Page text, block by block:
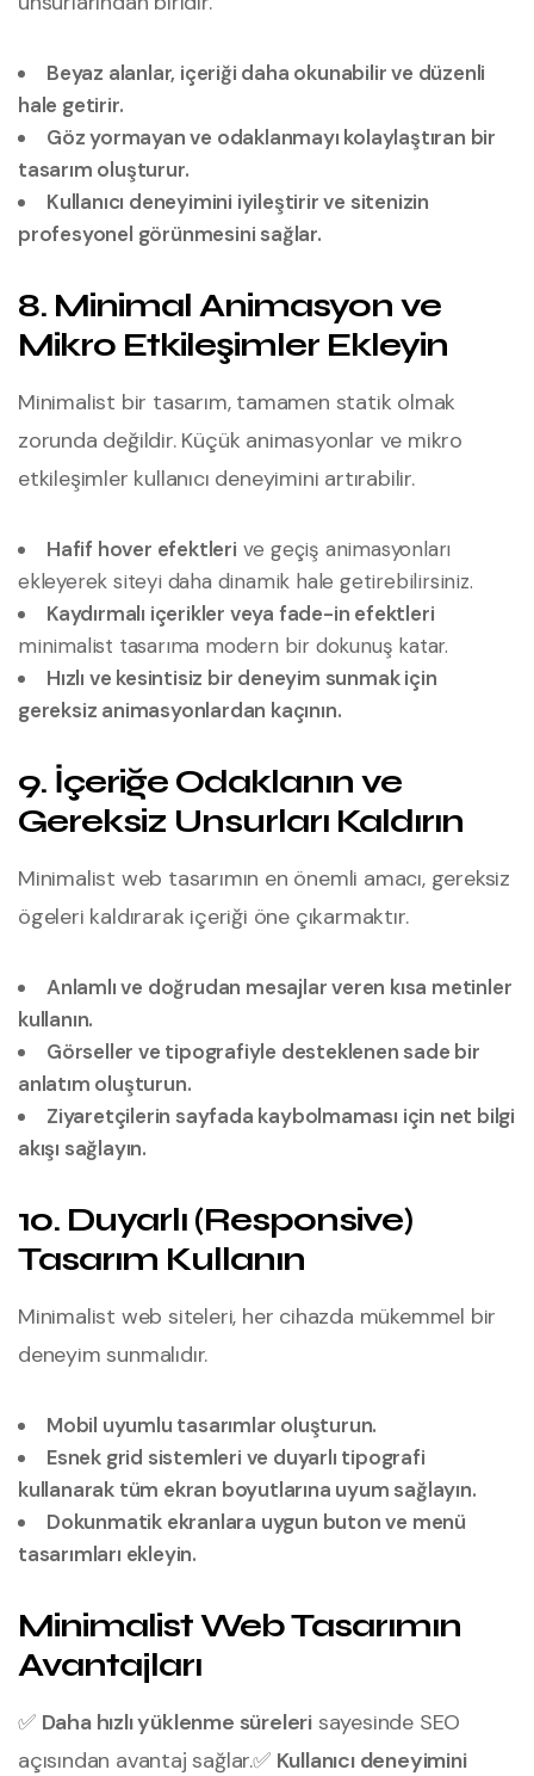
Beyaz alanlar, içeriği daha okunabilir ve düzenli
hale getirir.
Göz yormayan ve odaklanmayı kolaylaştıran bir
tasarım oluşturur.
Kullanıcı deneyimini iyileştirir ve sitenizin
profesyonel görünmesini sağlar.
8. Minimal Animasyon ve
Mikro Etkileşimler Ekleyin
Minimalist bir tasarım, tamamen statik olmak
zorunda değildir. Küçük animasyonlar ve mikro
etkileşimler kullanıcı deneyimini artırabilir.
Hafif hover efektleri ve geçiş animasyonları
ekleyerek siteyi daha dinamik hale getirebilirsiniz.
Kaydırmalı içerikler veya fade-in efektleri
minimalist tasarıma modern bir dokunuş katar.
Hızlı ve kesintisiz bir deneyim sunmak için
gereksiz animasyonlardan kaçının.
9. İçeriğe Odaklanın ve
Gereksiz Unsurları Kaldırın
Minimalist web tasarımın en önemli amacı, gereksiz
ögeleri kaldırarak içeriği öne çıkarmaktır.
Anlamlı ve doğrudan mesajlar veren kısa metinler
kullanın.
Görseller ve tipografiyle desteklenen sade bir
anlatım oluşturun.
Ziyaretçilerin sayfada kaybolmaması için net bilgi
akışı sağlayın.
10. Duyarlı (Responsive)
Tasarım Kullanın
Minimalist web siteleri, her cihazda mükemmel bir
deneyim sunmalıdır.
Mobil uyumlu tasarımlar oluşturun.
Esnek grid sistemleri ve duyarlı tipografi
kullanarak tüm ekran boyutlarına uyum sağlayın.
Dokunmatik ekranlara uygun buton ve menü
tasarımları ekleyin.
Minimalist Web Tasarımın
Avantajları
✅ Daha hızlı yüklenme süreleri sayesinde SEO
açısından avantaj sağlar.✅ Kullanıcı deneyimini